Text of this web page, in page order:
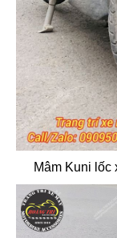
Mâm Kuni lốc